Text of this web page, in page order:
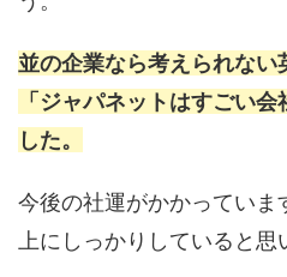
並の企業なら考えられない
「ジャパネットはすごい
した。
今後の社運がかかっていま
上にしっかりしていると思